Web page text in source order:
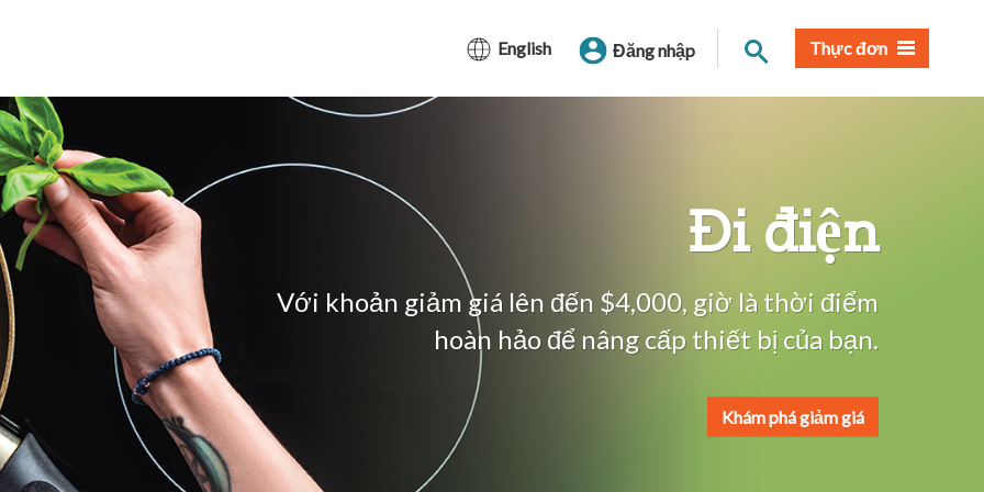
English Đăng nhập Tìm trangThực đơn
Đi điện
Với khoản giảm giá lên đến $4,000, giờ là thời điểm
hoàn hảo để nâng cấp thiết bị của bạn.
Khám phá giảm giá